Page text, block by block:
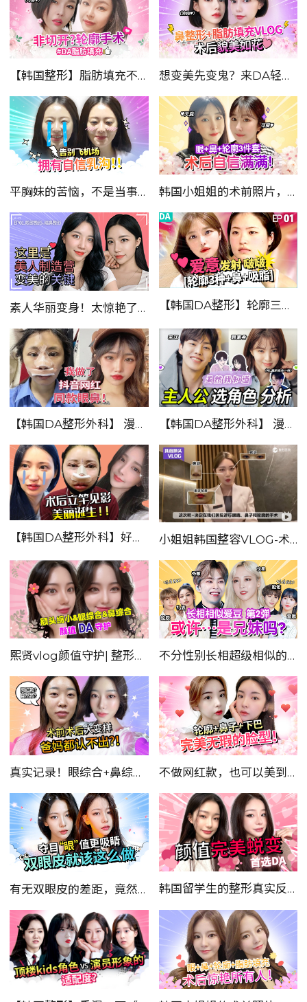
【韩国整形】脂肪填充不仅可改脸型，童颜逆龄棒棒哒~ 想变美先变鬼？来DA轻松变美！
平胸妹的苦恼，不是当事人谁都不会懂！ 韩国小姐姐的术前照片，能让你大吃一惊！
素人华丽变身！太惊艳了！ 【韩国DA整形】轮廓三件套、鼻综合、面吸
【韩国DA整形外科】 漫画还原度200%，选角分析！ 【韩国DA整形外科】 漫画还原度200%，选角分析！
【韩国DA整形外科】好像没有变，但又觉得更好看了！ 小姐姐韩国整容VLOG-术前准备
熙贤vlog颜值守护| 整形记录篇 不分性别长相超级相似的爱豆，怎么可以这么像？！
真实记录！眼综合+鼻综合恢复全过程 不做网红款，也可以美到爆
有无双眼皮的差距，竟然这么大？ 韩国留学生的整形真实反馈